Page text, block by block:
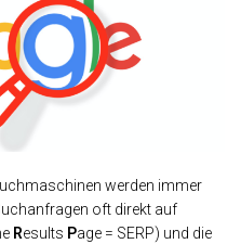
werden immer
oft direkt auf
Results Page = SERP) und die